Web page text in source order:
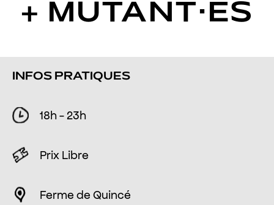
+ MUTANT·ES
INFOS PRATIQUES
18h - 23h
Prix Libre
Ferme de Quincé